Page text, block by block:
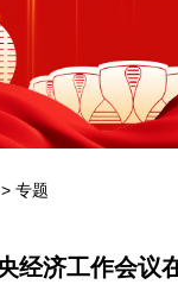
> 专题
经济工作会议